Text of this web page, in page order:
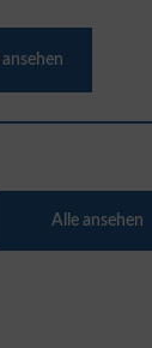
Alle ansehen